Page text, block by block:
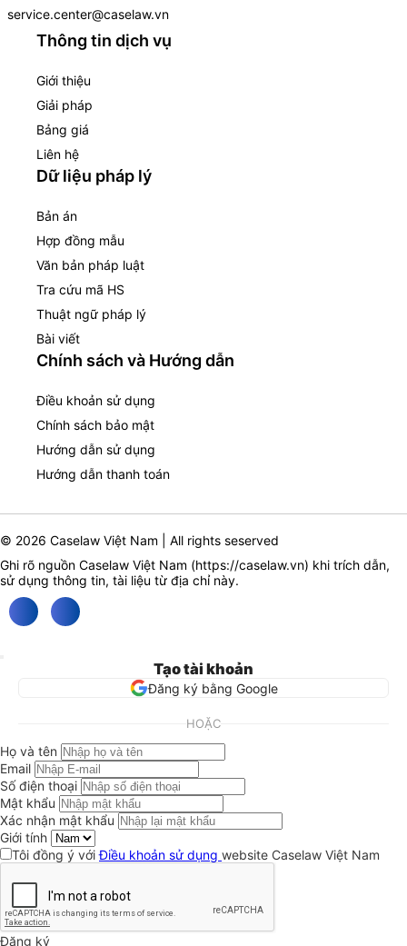
service.center@caselaw.vn
Thông tin dịch vụ
Giới thiệu
Giải pháp
Bảng giá
Liên hệ
Dữ liệu pháp lý
Bản án
Hợp đồng mẫu
Văn bản pháp luật
Tra cứu mã HS
Thuật ngữ pháp lý
Bài viết
Chính sách và Hướng dẫn
Điều khoản sử dụng
Chính sách bảo mật
Hướng dẫn sử dụng
Hướng dẫn thanh toán
© 2026 Caselaw Việt Nam | All rights seserved
Ghi rõ nguồn Caselaw Việt Nam (https://caselaw.vn) khi trích dẫn,
sử dụng thông tin, tài liệu từ địa chỉ này.
Tạo tài khoản
Đăng ký bằng Google
HOẶC
Họ và tên
Email
Số điện thoại
Mật khẩu
Xác nhận mật khẩu
Giới tính
Tôi đồng ý vớiĐiều khoản sử dụng website Caselaw Việt Nam
Đăng ký